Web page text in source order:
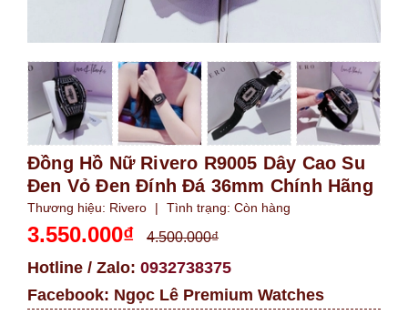
Đồng Hồ Nữ Rivero R9005 Dây Cao Su
Đen Vỏ Đen Đính Đá 36mm Chính Hãng
Thương hiệu: Rivero | Tình trạng: Còn hàng
3.550.000₫ 4.500.000₫
Hotline / Zalo: 0932738375
Facebook: Ngọc Lê Premium Watches